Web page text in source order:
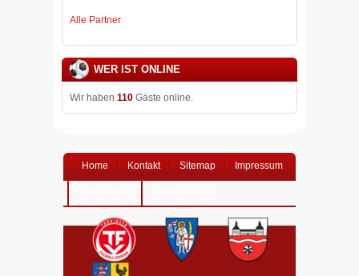
Alle Partner
WER IST ONLINE
Wir haben 110 Gäste online.
Home Kontakt Sitemap Impressum